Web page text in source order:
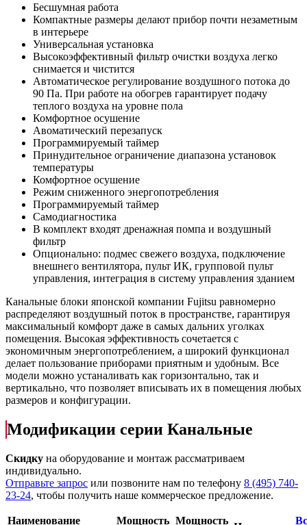
Бесшумная работа
Компактные размеры делают прибор почти незаметным
в интерьере
Универсальная установка
Высокоэффективный фильтр очистки воздуха легко
снимается и чистится
Автоматическое регулирование воздушного потока до
90 Па. При работе на обогрев гарантирует подачу
теплого воздуха на уровне пола
Комфортное осушение
Авоматический перезапуск
Программируемый таймер
Принудительное ограничение диапазона установок
температуры
Комфортное осушение
Режим сниженного энергопотребления
Программируемый таймер
Самодиагностика
В комплект входят дренажная помпа и воздушный
фильтр
Опционально: подмес свежего воздуха, подключение
внешнего вентилятора, пульт ИК, групповой пульт
управления, интеграция в систему управления зданием
Канальные блоки японской компании Fujitsu равномерно
распределяют воздушный поток в пространстве, гарантируя
максимальный комфорт даже в самых дальних уголках
помещения. Высокая эффективность сочетается с
экономичным энергопотреблением, а широкий функционал
делает пользование приборами приятным и удобным. Все
модели можно устаналивать как горизонтально, так и
вертикально, что позволяет вписывать их в помещения любых
размеров и конфигурации.
Модификации серии Канальные
Скидку на оборудование и монтаж рассматриваем
индивидуально.
Отправьте запрос или позвоните нам по телефону 8 (495) 740-
23-24, чтобы получить наше коммерческое предложение.
Наименование
Мощность Мощность